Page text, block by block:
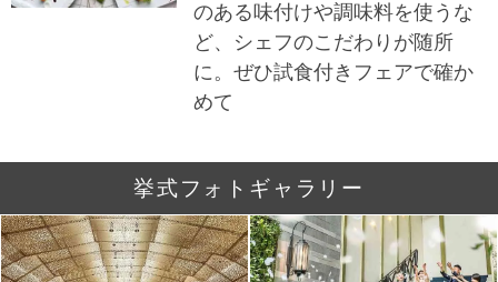
のある味付けや調味料を使うな
ど、シェフのこだわりが随所
に。ぜひ試食付きフェアで確か
めて
挙式フォトギャラリー